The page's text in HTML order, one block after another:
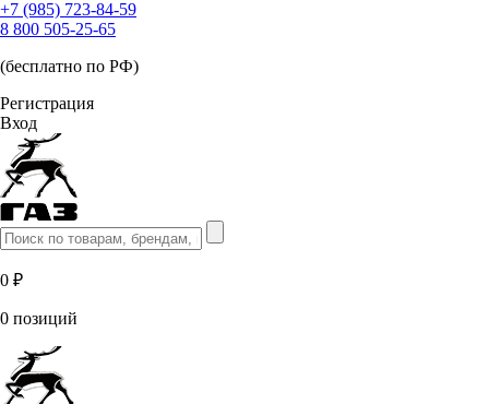
+7 (985) 723-84-59
8 800 505-25-65
(бесплатно по РФ)
Регистрация
Вход
0 ₽
0 позиций